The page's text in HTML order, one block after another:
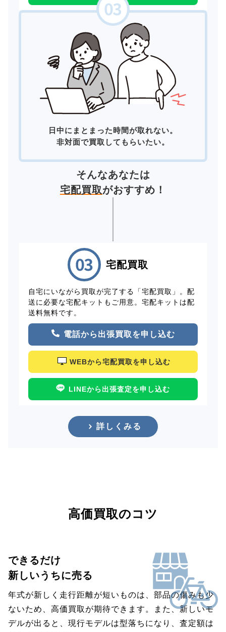
日中にまとまった時間が取れない。
非対面で買取してもらいたい。
そんなあなたは
宅配買取がおすすめ！
宅配買取
自宅にいながら買取が完了する「宅配買取」。配
送に必要な宅配キットもご用意。宅配キットは配
送料無料です。
電話から出張買取を申し込む
WEBから宅配買取を申し込む
LINEから出張査定を申し込む
詳しくみる
高価買取のコツ
できるだけ
新しいうちに売る
年式が新しく走行距離が短いものは、部品の傷みも少
ないため、高価買取が期待できます。また、新しいモ
デルが出ると、現行モデルは型落ちになり、査定額は